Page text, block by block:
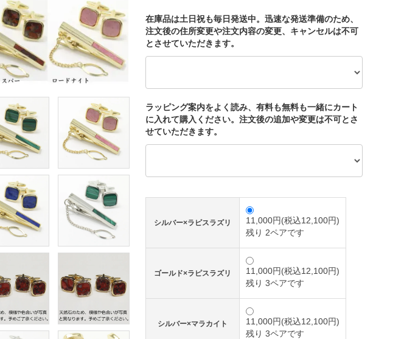
在庫品は土日祝も毎日発送中。迅速な発送準備のため、
注文後の住所変更や注文内容の変更、キャンセルは不可
とさせていただきます。
ラッピング案内をよく読み、有料も無料も一緒にカート
に入れて購入ください。注文後の追加や変更は不可とさ
せていただきます。
シルバー×ラピスラズリ
11,000円(税込12,100円)
残り 2ペアです
ゴールド×ラピスラズリ
11,000円(税込12,100円)
残り 3ペアです
シルバー×マラカイト
11,000円(税込12,100円)
残り 3ペアです